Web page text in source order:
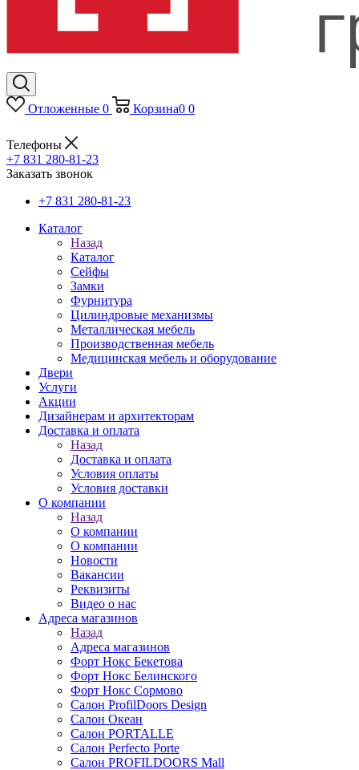
Отложенные 0 Корзина0 0
Телефоны
+7 831 280-81-23
Заказать звонок
+7 831 280-81-23
Каталог
Назад
Каталог
Сейфы
Замки
Фурнитура
Цилиндровые механизмы
Металлическая мебель
Производственная мебель
Медицинская мебель и оборудование
Двери
Услуги
Акции
Дизайнерам и архитекторам
Доставка и оплата
Назад
Доставка и оплата
Условия оплаты
Условия доставки
О компании
Назад
О компании
О компании
Новости
Вакансии
Реквизиты
Видео о нас
Адреса магазинов
Назад
Адреса магазинов
Форт Нокс Бекетова
Форт Нокс Белинского
Форт Нокс Сормово
Салон ProfilDoors Design
Салон Океан
Салон PORTALLE
Салон Perfecto Portе
Салон PROFILDOORS Mall